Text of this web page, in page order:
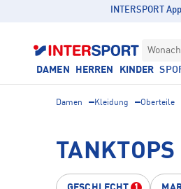
INTERSPORT
DAMEN HERREN KINDER
Damen Kleidung Oberteile
1